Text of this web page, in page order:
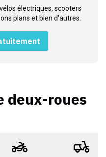
électriques, scooters
plans et bien d'autres.
deux-roues